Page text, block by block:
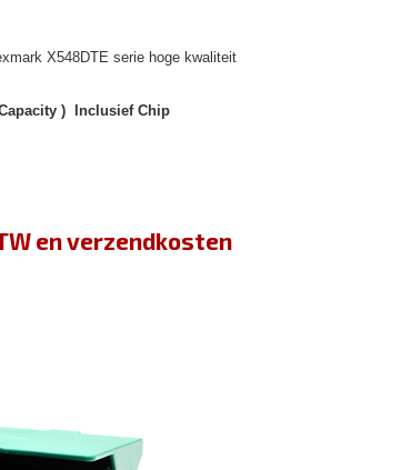
X548DTE serie hoge kwaliteit
Capacity ) Inclusief Chip
en verzendkosten